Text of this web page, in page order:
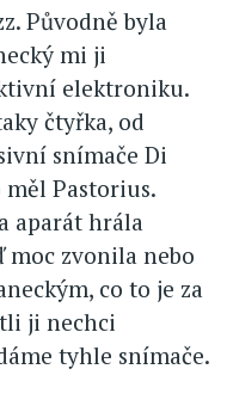
Původně byla
mi ji
elektroniku.
čtyřka, od
snímače Di
měl Pastorius.
aparát hrála
moc zvonila nebo
co to je za
ji nechci
tyhle snímače.